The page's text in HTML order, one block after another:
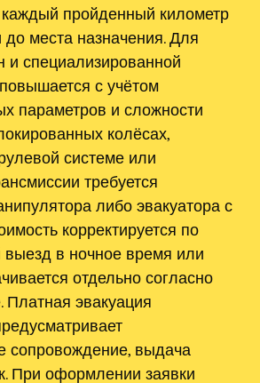
каждый пройденный километр
до места назначения. Для
и специализированной
с учётом
параметров и сложности
колёсах,
системе или
требуется
либо эвакуатора с
корректируется по
в ночное время или
отдельно согласно
Платная эвакуация
сопровождение, выдача
При оформлении заявки